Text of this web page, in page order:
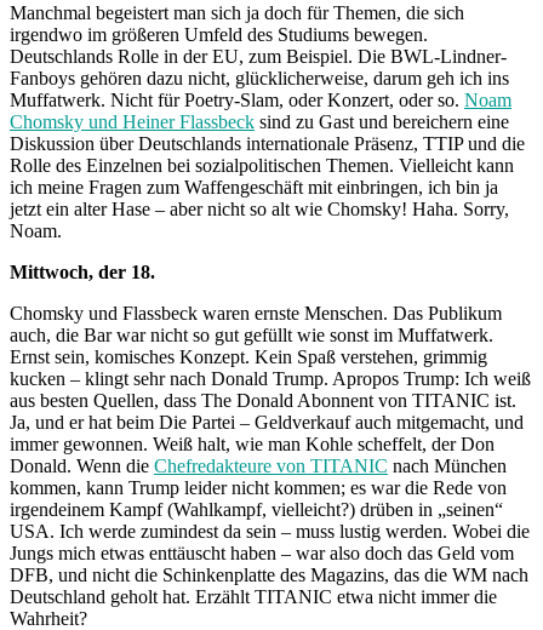
Manchmal begeistert man sich ja doch für Themen, die sich
irgendwo im größeren Umfeld des Studiums bewegen.
Deutschlands Rolle in der EU, zum Beispiel. Die BWL-Lindner-
Fanboys gehören dazu nicht, glücklicherweise, darum geh ich ins
Muffatwerk. Nicht für Poetry-Slam, oder Konzert, oder so. Noam
Chomsky und Heiner Flassbeck sind zu Gast und bereichern eine
Diskussion über Deutschlands internationale Präsenz, TTIP und die
Rolle des Einzelnen bei sozialpolitischen Themen. Vielleicht kann
ich meine Fragen zum Waffengeschäft mit einbringen, ich bin ja
jetzt ein alter Hase – aber nicht so alt wie Chomsky! Haha. Sorry,
Noam.
Mittwoch, der 18.
Chomsky und Flassbeck waren ernste Menschen. Das Publikum
auch, die Bar war nicht so gut gefüllt wie sonst im Muffatwerk.
Ernst sein, komisches Konzept. Kein Spaß verstehen, grimmig
kucken – klingt sehr nach Donald Trump. Apropos Trump: Ich weiß
aus besten Quellen, dass The Donald Abonnent von TITANIC ist.
Ja, und er hat beim Die Partei – Geldverkauf auch mitgemacht, und
immer gewonnen. Weiß halt, wie man Kohle scheffelt, der Don
Donald. Wenn die Chefredakteure von TITANIC nach München
kommen, kann Trump leider nicht kommen; es war die Rede von
irgendeinem Kampf (Wahlkampf, vielleicht?) drüben in „seinen“
USA. Ich werde zumindest da sein – muss lustig werden. Wobei die
Jungs mich etwas enttäuscht haben – war also doch das Geld vom
DFB, und nicht die Schinkenplatte des Magazins, das die WM nach
Deutschland geholt hat. Erzählt TITANIC etwa nicht immer die
Wahrheit?